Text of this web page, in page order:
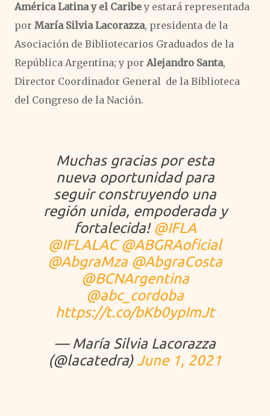
América Latina y el Caribey estará representada
por María Silvia Lacorazza, presidenta de la
Asociación de Bibliotecarios Graduados de la
República Argentina; y por Alejandro Santa,
Director Coordinador General de la Biblioteca
del Congreso de la Nación.
Muchas gracias por esta
nueva oportunidad para
seguir construyendo una
región unida, empoderada y
fortalecida! @IFLA
@IFLALAC @ABGRAoficial
@AbgraMza @AbgraCosta
@BCNArgentina
@abc_cordoba
https://t.co/bKb0ypImJt
— María Silvia Lacorazza
(@lacatedra)June 1, 2021